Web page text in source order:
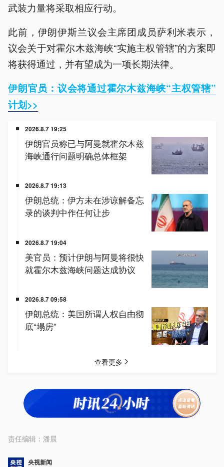
武装力量将采取相应行动。
此前，伊朗伊斯兰议会主席团成员萨利米表示，
议会关于对霍尔木兹海峡“实施主权管辖”的方案即
将获得通过，并有望成为一项长期法律。
伊朗官员：议会将通过霍尔木兹海峡“主权管辖”
计划>>
责任编辑： 潘晨
央视新闻